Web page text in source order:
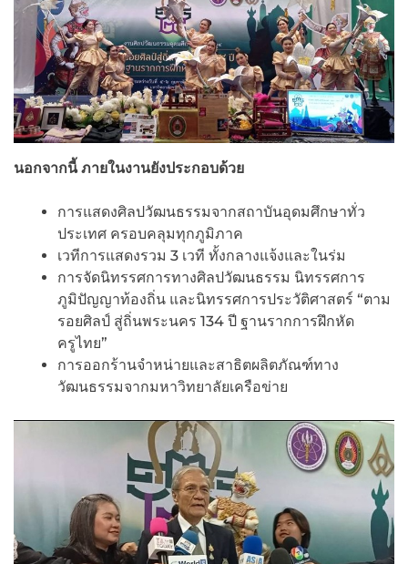
นอกจากนี้ ภายในงานยังประกอบด้วย
การแสดงศิลปวัฒนธรรมจากสถาบันอุดมศึกษาทั่ว
ประเทศ ครอบคลุมทุกภูมิภาค
เวทีการแสดงรวม 3 เวที ทั้งกลางแจ้งและในร่ม
การจัดนิทรรศการทางศิลปวัฒนธรรม นิทรรศการ
ภูมิปัญญาท้องถิ่น และนิทรรศการประวัติศาสตร์ “ตาม
รอยศิลป์ สู่ถิ่นพระนคร 134 ปี ฐานรากการฝึกหัด
ครูไทย”
การออกร้านจำหน่ายและสาธิตผลิตภัณฑ์ทาง
วัฒนธรรมจากมหาวิทยาลัยเครือข่าย